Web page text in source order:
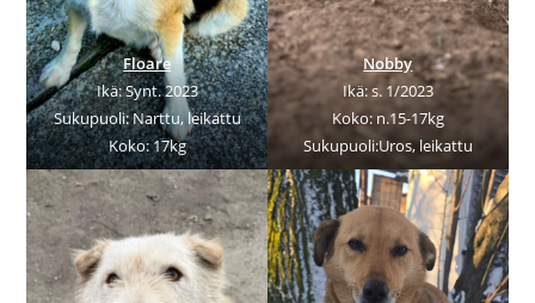
Floare
Ikä: Synt. 2023
Sukupuoli: Narttu, leikattu
Koko: 17kg
Nobby
Ikä: s. 1/2023
Koko: n.15-17kg
Sukupuoli:Uros, leikattu